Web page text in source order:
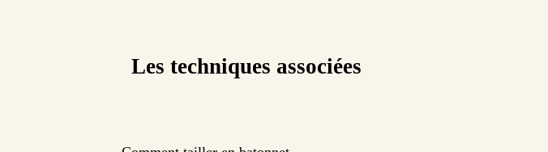
Les techniques associées